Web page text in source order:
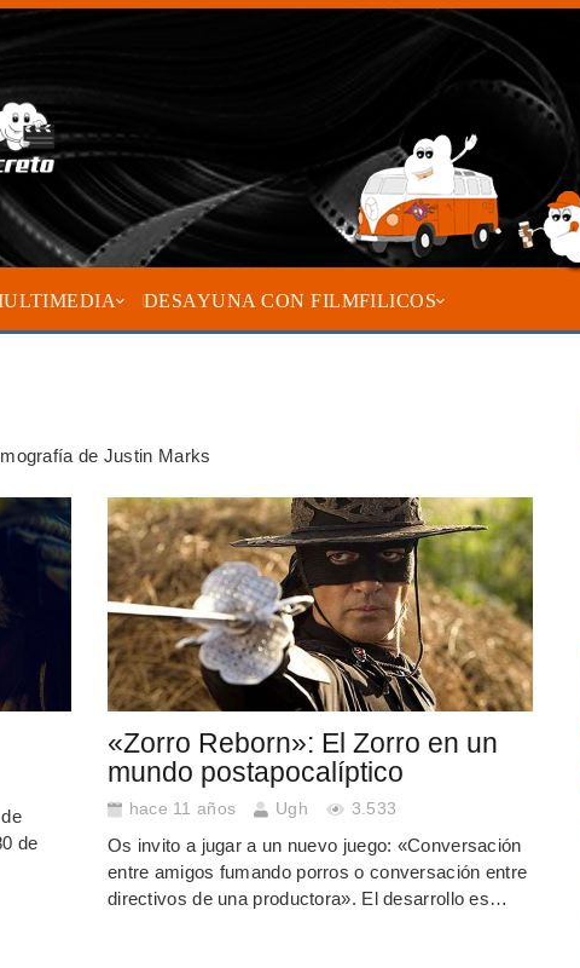
DESAYUNA CON FILMFILICOS
de Justin Marks
de
«Zorro Reborn»: El Zorro en un
mundo postapocalíptico
hace 11 años Ugh 3.533
Os invito a jugar a un nuevo juego: «Conversación
entre amigos fumando porros o conversación entre
directivos de una productora». El desarrollo es…